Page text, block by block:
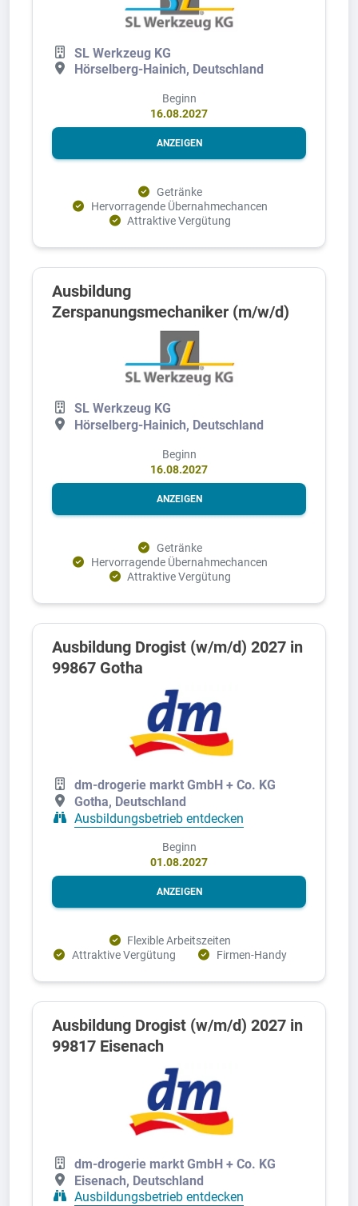
SL Werkzeug KG
Hörselberg-Hainich, Deutschland
Beginn
16.08.2027
ANZEIGEN
Getränke
Hervorragende Übernahmechancen
Attraktive Vergütung
Ausbildung
Zerspanungsmechaniker (m/w/d)
SL Werkzeug KG
Hörselberg-Hainich, Deutschland
Beginn
16.08.2027
ANZEIGEN
Getränke
Hervorragende Übernahmechancen
Attraktive Vergütung
Ausbildung Drogist (w/m/d) 2027 in
99867 Gotha
dm-drogerie markt GmbH + Co. KG
Gotha, Deutschland
Ausbildungsbetrieb entdecken
Beginn
01.08.2027
ANZEIGEN
Flexible Arbeitszeiten
Attraktive Vergütung
Firmen-Handy
Ausbildung Drogist (w/m/d) 2027 in
99817 Eisenach
dm-drogerie markt GmbH + Co. KG
Eisenach, Deutschland
Ausbildungsbetrieb entdecken